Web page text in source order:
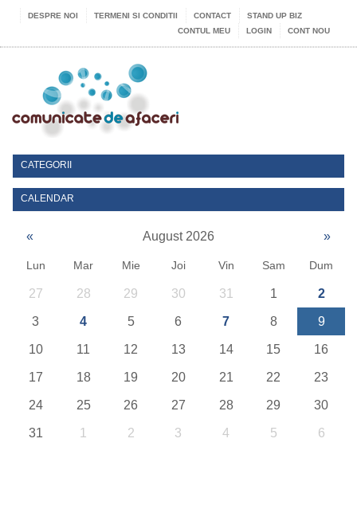
DESPRE NOI TERMENI SI CONDITII CONTACT
STAND UP BIZ
CONTUL MEU
LOGIN CONT NOU
CATEGORII
CALENDAR
« August 2026 »
Lun Mar Mie Joi Vin Sam Dum
27 28 29 30 31 1 2
3 4 5 6 7 8 9
10 11 12 13 14 15 16
17 18 19 20 21 22 23
24 25 26 27 28 29 30
31 1 2 3 4 5 6